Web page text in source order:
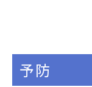
予防